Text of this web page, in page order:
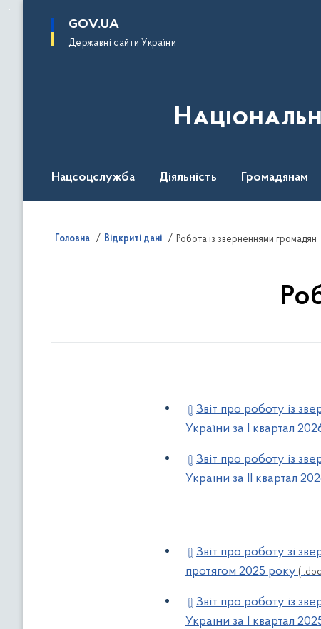
основного
GOV.UA
Державні сайти України
Нацсоцслужба Діяльність Громадянам
Головна Відкриті дані Робота із зверненнями громадян
Звіт про роботу із
України за I квартал
Звіт про роботу із
України за IІ квартал
Звіт про роботу зі
протягом 2025 року (
Звіт про роботу із
України за I квартал